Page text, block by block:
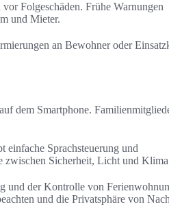
Folgeschäden. Frühe Warnungen
und Mieter.
an Bewohner oder
dem Smartphone.
Sprachsteuerung und
zwischen Sicherheit, Licht und
und der Kontrolle von
und die Privatsphäre von